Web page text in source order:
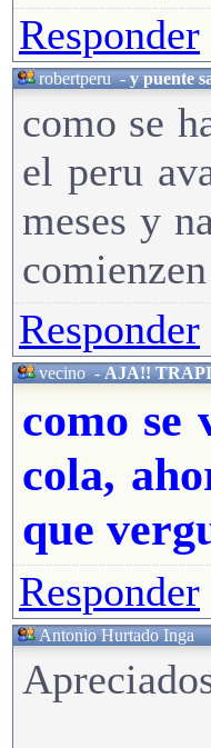
Responder
robertperu-y puente
como se
el peru
meses y
Responder
vecino-AJA!!
como se
cola,
que
Responder
Antonio Hurtado Inga